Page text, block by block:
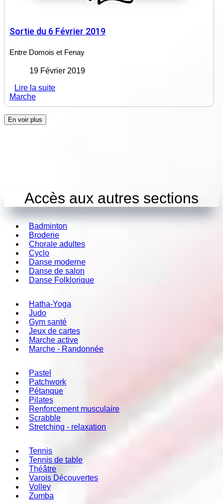
Sortie du 6 Février 2019
Entre Domois et Fenay
19 Février 2019
Lire la suite
Marche
En voir plus
Accès aux autres sections
Badminton
Broderie
Chorale adultes
Cyclo
Danse moderne
Danse de salon
Danse Folklorique
Hatha-Yoga
Judo
Gym santé
Jeux de cartes
Marche active
Marche - Randonnée
Pastel
Patchwork
Pétanque
Pilates
Renforcement musculaire
Scrabble
Stretching - relaxation
Tennis
Tennis de table
Théâtre
Varois Découvertes
Volley
Zumba